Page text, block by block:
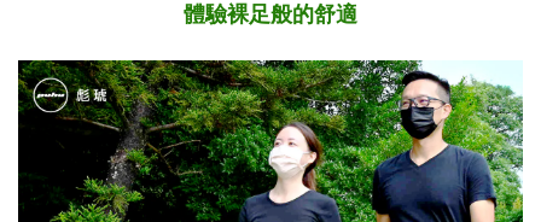
體驗裸足般的舒適